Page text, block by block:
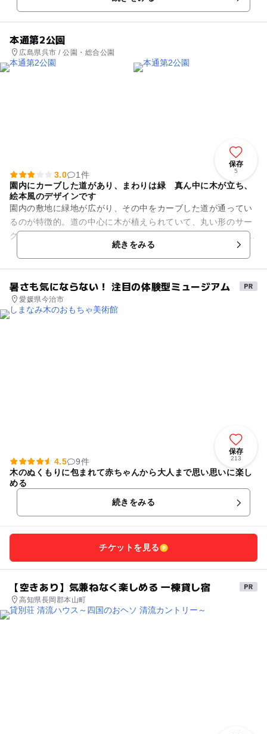
が、芝生の広場があり、走っ...
本通第2公園
広島県呉市 / 公園・総合公園
保存
5
3.0
1件
園内にカーブした道があり、まわりは緑 真ん中に木が立ち、
絵本風のデザインです
園内の敷地に緑地が広がり、その中をカーブした道が通ってい
るのが特徴的。道の中心に木が植えられていて、丸い形のサー
クルベンチが木を囲んで置かれています。 遊具は複合遊具が置
続きをみる
暑さも気にならない！ 注目の体験型ミュージアム
愛媛県今治市
保存
213
4.5
9件
木のぬくもりに包まれて赤ちゃんから大人まで思い思いに楽し
める
続きをみる
チケットを見る
【空きあり】気兼ねなく楽しめる 一棟貸し宿
高知県長岡郡本山町